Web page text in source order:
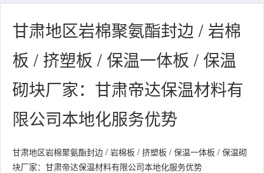
甘肃地区岩棉聚氨酯封边 / 岩棉
板 / 挤塑板 / 保温一体板 / 保温
砌块厂家：甘肃帝达保温材料有
限公司本地化服务优势
甘肃地区岩棉聚氨酯封边 / 岩棉板 / 挤塑板 / 保温一体板 / 保温砌
块厂家：甘肃帝达保温材料有限公司本地化服务优势